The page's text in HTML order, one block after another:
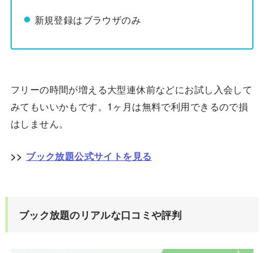
新規登録はブラウザのみ
フリーの時間が増える大型連休前などにお試し入会して
みてもいいかもです。1ヶ月は無料で利用できるので損
はしません。
>> ブック放題公式サイトを見る
ブック放題のリアルな口コミや評判